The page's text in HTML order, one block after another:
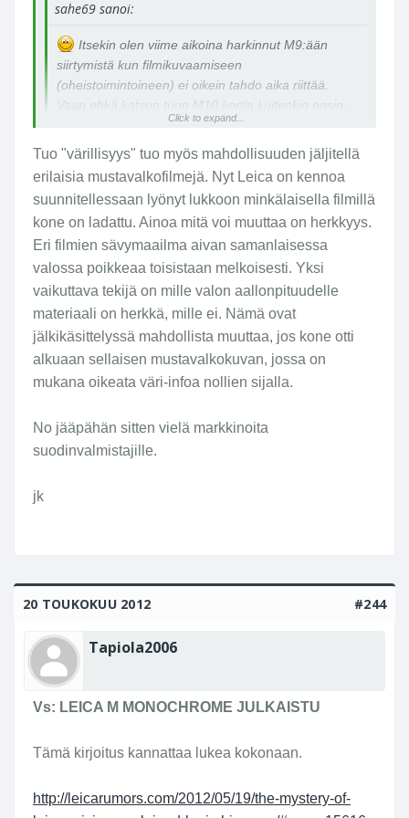
sahe69 sanoi:
Itsekin olen viime aikoina harkinnut M9:ään
siirtymistä kun filmikuvaamiseen
(oheistoimintoineen) ei oikein tahdo aika riittää.
Vaan ehkä katson tuon M10 kortin kuitenkin ensin.
Mulle ainakin väriä pitää olla mahdollisuus kuvata
tämän hintaluokan kameralla.
Click to expand...
Tuo "värillisyys" tuo myös mahdollisuuden jäljitellä
erilaisia mustavalkofilmejä. Nyt Leica on kennoa
suunnitellessaan lyönyt lukkoon minkälaisella filmillä
kone on ladattu. Ainoa mitä voi muuttaa on herkkyys.
Eri filmien sävymaailma aivan samanlaisessa
valossa poikkeaa toisistaan melkoisesti. Yksi
vaikuttava tekijä on mille valon aallonpituudelle
materiaali on herkkä, mille ei. Nämä ovat
jälkikäsittelyssä mahdollista muuttaa, jos kone otti
alkuaan sellaisen mustavalkokuvan, jossa on
mukana oikeata väri-infoa nollien sijalla.
No jääpähän sitten vielä markkinoita
suodinvalmistajille.
jk
20 TOUKOKUU 2012 #244
Tapiola2006
Vs: LEICA M MONOCHROME JULKAISTU
Tämä kirjoitus kannattaa lukea kokonaan.
http://leicarumors.com/2012/05/19/the-mystery-of-